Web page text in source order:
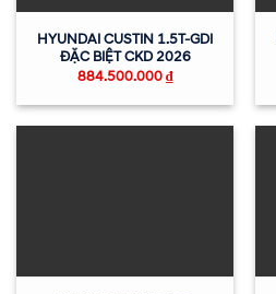
HYUNDAI CUSTIN 1.5T-GDI
ĐẶC BIỆT CKD 2026
884.500.000₫